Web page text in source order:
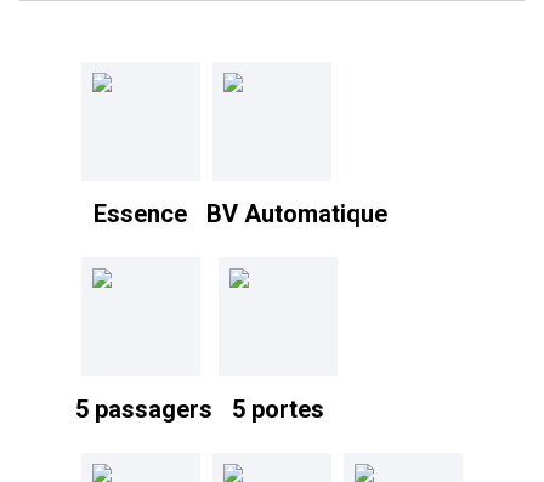
Essence BV Automatique
5 passagers 5 portes